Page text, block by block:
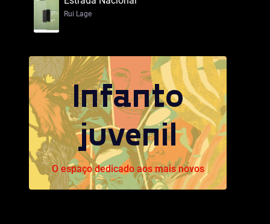
Rui Lage
Infanto
juvenil
O espaço dedicado aos mais novos